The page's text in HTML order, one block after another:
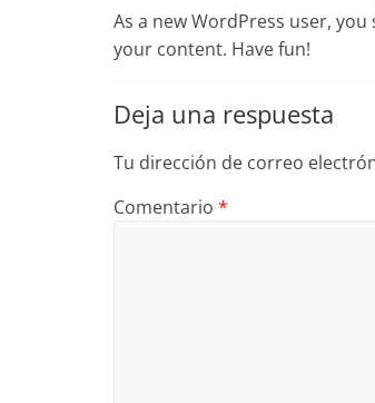
As a new WordPress user,
your content. Have fun!
Deja una respuesta
Tu dirección de correo
Comentario *